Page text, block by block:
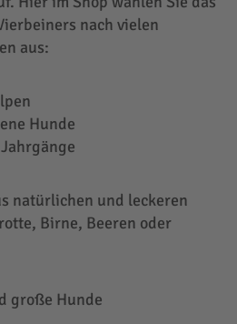
nach vielen
aus:
Hunde
natürlichen und leckeren
Birne, Beeren oder
große Hunde